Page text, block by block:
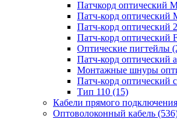
Патчкорд оптический
Патч-корд оптический
Патч-корд оптический
Патч-корд оптический
Оптические пигтейлы
Патч-корд оптический
Монтажные шнуры
Патч-корд оптический
Тип 110 (15)
Кабели прямого подключения
Оптоволоконный кабель